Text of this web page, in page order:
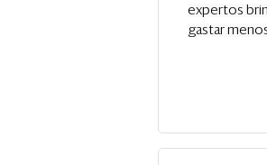
expertos
gastar